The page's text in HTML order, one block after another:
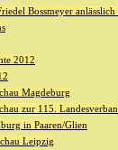
Bossmeyer
2012
Magdeburg
zur 115.
in Paaren/Glien
Leipzig